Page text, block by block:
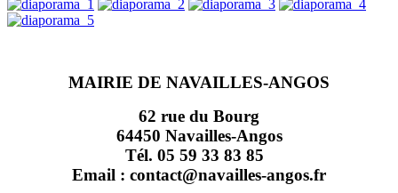
MAIRIE DE NAVAILLES-ANGOS
62 rue du Bourg
64450 Navailles-Angos
Tél. 05 59 33 83 85
Email : contact@navailles-angos.fr